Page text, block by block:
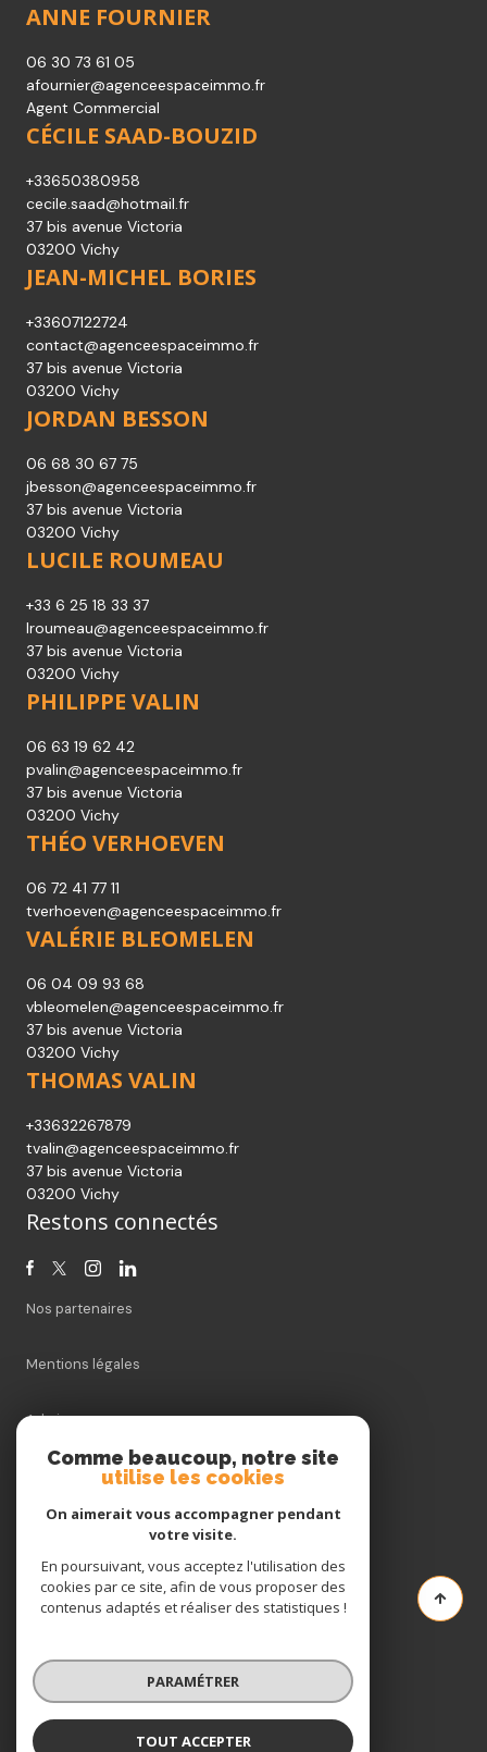
ANNE FOURNIER
06 30 73 61 05
afournier@agenceespaceimmo.fr
Agent Commercial
CÉCILE SAAD-BOUZID
+33650380958
cecile.saad@hotmail.fr
37 bis avenue Victoria
03200 Vichy
JEAN-MICHEL BORIES
+33607122724
contact@agenceespaceimmo.fr
37 bis avenue Victoria
03200 Vichy
JORDAN BESSON
06 68 30 67 75
jbesson@agenceespaceimmo.fr
37 bis avenue Victoria
03200 Vichy
LUCILE ROUMEAU
+33 6 25 18 33 37
lroumeau@agenceespaceimmo.fr
37 bis avenue Victoria
03200 Vichy
PHILIPPE VALIN
06 63 19 62 42
pvalin@agenceespaceimmo.fr
37 bis avenue Victoria
03200 Vichy
THÉO VERHOEVEN
06 72 41 77 11
tverhoeven@agenceespaceimmo.fr
VALÉRIE BLEOMELEN
06 04 09 93 68
vbleomelen@agenceespaceimmo.fr
37 bis avenue Victoria
03200 Vichy
THOMAS VALIN
+33632267879
tvalin@agenceespaceimmo.fr
37 bis avenue Victoria
03200 Vichy
Restons connectés
Nos partenaires
Mentions légales
Admin
Nos honoraires
Cookies
© 2026 | Tous droits réservés
Réalisé par
Comme beaucoup, notre site
utilise les cookies
On aimerait vous accompagner pendant
votre visite.
En poursuivant, vous acceptez l'utilisation des
cookies par ce site, afin de vous proposer des
contenus adaptés et réaliser des statistiques !
PARAMÉTRER
TOUT ACCEPTER